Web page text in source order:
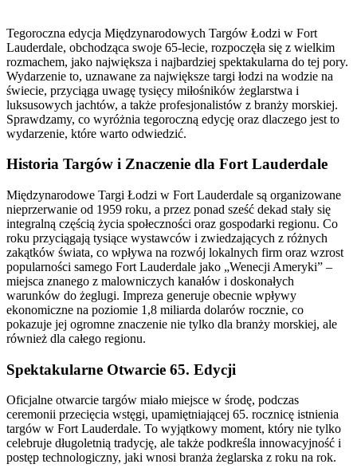
Tegoroczna edycja Międzynarodowych Targów Łodzi w Fort
Lauderdale, obchodząca swoje 65-lecie, rozpoczęła się z wielkim
rozmachem, jako największa i najbardziej spektakularna do tej pory.
Wydarzenie to, uznawane za największe targi łodzi na wodzie na
świecie, przyciąga uwagę tysięcy miłośników żeglarstwa i
luksusowych jachtów, a także profesjonalistów z branży morskiej.
Sprawdzamy, co wyróżnia tegoroczną edycję oraz dlaczego jest to
wydarzenie, które warto odwiedzić.
Historia Targów i Znaczenie dla Fort Lauderdale
Międzynarodowe Targi Łodzi w Fort Lauderdale są organizowane
nieprzerwanie od 1959 roku, a przez ponad sześć dekad stały się
integralną częścią życia społeczności oraz gospodarki regionu. Co
roku przyciągają tysiące wystawców i zwiedzających z różnych
zakątków świata, co wpływa na rozwój lokalnych firm oraz wzrost
popularności samego Fort Lauderdale jako „Wenecji Ameryki” –
miejsca znanego z malowniczych kanałów i doskonałych
warunków do żeglugi. Impreza generuje obecnie wpływy
ekonomiczne na poziomie 1,8 miliarda dolarów rocznie, co
pokazuje jej ogromne znaczenie nie tylko dla branży morskiej, ale
również dla całego regionu.
Spektakularne Otwarcie 65. Edycji
Oficjalne otwarcie targów miało miejsce w środę, podczas
ceremonii przecięcia wstęgi, upamiętniającej 65. rocznicę istnienia
targów w Fort Lauderdale. To wyjątkowy moment, który nie tylko
celebruje długoletnią tradycję, ale także podkreśla innowacyjność i
postęp technologiczny, jaki wnosi branża żeglarska z roku na rok.